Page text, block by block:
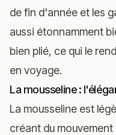
de fin d'année et les
aussi étonnamment
bien plié, ce qui le
en voyage.
La mousseline :
La mousseline est
créant du